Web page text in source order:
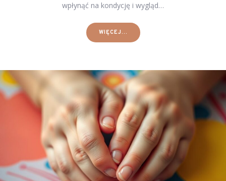
wpłynąć na kondycję i wygląd…
WIĘCEJ...